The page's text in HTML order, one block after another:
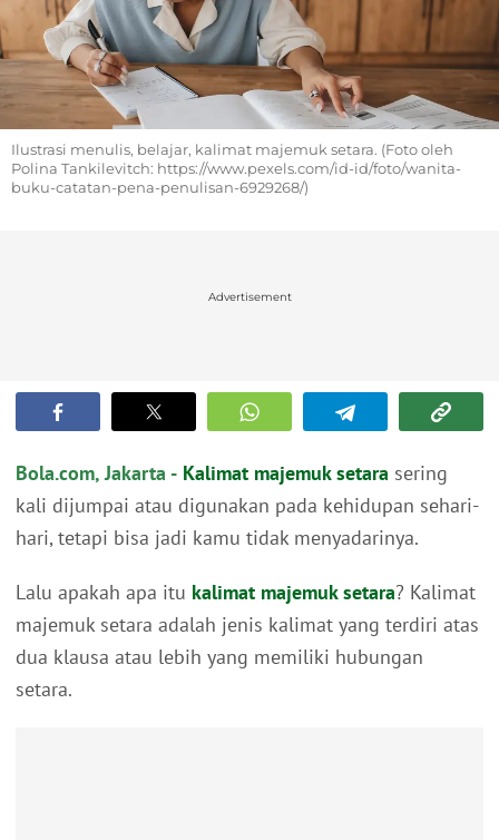
Ilustrasi menulis, belajar, kalimat majemuk setara. (Foto oleh
Polina Tankilevitch: https://www.pexels.com/id-id/foto/wanita-
buku-catatan-pena-penulisan-6929268/)
Advertisement
Bola.com, Jakarta - Kalimat majemuk setara sering
kali dijumpai atau digunakan pada kehidupan sehari-
hari, tetapi bisa jadi kamu tidak menyadarinya.
Lalu apakah apa itu kalimat majemuk setara? Kalimat
majemuk setara adalah jenis kalimat yang terdiri atas
dua klausa atau lebih yang memiliki hubungan
setara.